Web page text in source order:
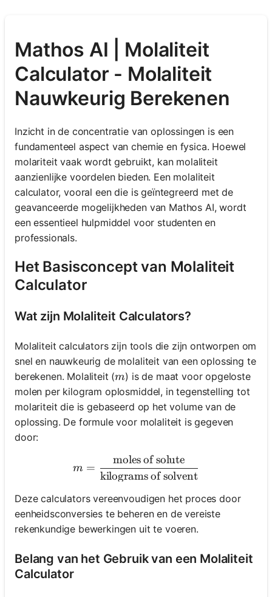
Mathos AI | Molaliteit
Calculator - Molaliteit
Nauwkeurig Berekenen
Inzicht in de concentratie van oplossingen is een
fundamenteel aspect van chemie en fysica. Hoewel
molariteit vaak wordt gebruikt, kan molaliteit
aanzienlijke voordelen bieden. Een molaliteit
calculator, vooral een die is geïntegreerd met de
geavanceerde mogelijkheden van Mathos AI, wordt
een essentieel hulpmiddel voor studenten en
professionals.
Het Basisconcept van Molaliteit
Calculator
Wat zijn Molaliteit Calculators?
Molaliteit calculators zijn tools die zijn ontworpen om
snel en nauwkeurig de molaliteit van een oplossing te
berekenen. Molaliteit (m
m) is de maat voor opgeloste
molen per kilogram oplosmiddel, in tegenstelling tot
molariteit die is gebaseerd op het volume van de
oplossing. De formule voor molaliteit is gegeven
door:
m = \frac{\text{moles of
m =
kilograms of solvent
moles of solute
Deze calculators vereenvoudigen het proces door
eenheidsconversies te beheren en de vereiste
rekenkundige bewerkingen uit te voeren.
Belang van het Gebruik van een Molaliteit
Calculator